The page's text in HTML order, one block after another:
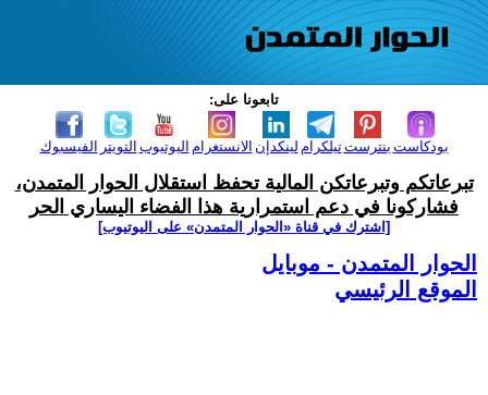
تابعونا على:
الفيسبوك التويتر اليوتيوب الانستغرام لينكدإن تيلكرامبنترست بودكاست
تبرعاتكم وتبرعاتكن المالية تحفظ استقلال الحوار المتمدن،
فشاركونا في دعم استمرارية هذا الفضاء اليساري الحر
[اشترك في قناة ‫«الحوار المتمدن» على اليوتيوب]
الحوار المتمدن - موبايل
الموقع الرئيسي